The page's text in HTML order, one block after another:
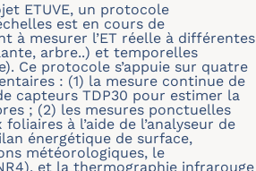
ETUVE, un protocole
est en cours de
à mesurer l’ET réelle à différentes
arbre..) et temporelles
Ce protocole s’appuie sur quatre
: (1) la mesure continue de
capteurs TDP30 pour estimer la
; (2) les mesures ponctuelles
à l’aide de l’analyseur de
énergétique de surface,
météorologiques, le
et la thermographie infrarouge